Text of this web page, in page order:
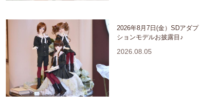
2026年8月7日(金）SDアダプ
ションモデルお披露目♪
2026.08.05